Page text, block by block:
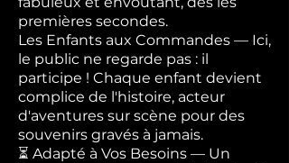
premières secondes.
Les Enfants aux Commandes — Ici,
le public ne regarde pas : il
participe ! Chaque enfant devient
complice de l'histoire, acteur
d'aventures sur scène pour des
souvenirs gravés à jamais.
⏳ Adapté à Vos Besoins — Un